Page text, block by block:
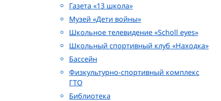
Газета «13 школа»
Музей «Дети войны»
Школьное телевидение «Scholl eyes»
Школьный спортивный клуб «Находка»
Бассейн
Физкультурно-спортивный комплекс
ГТО
Библиотека